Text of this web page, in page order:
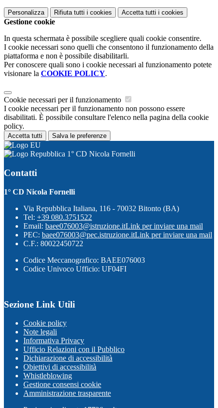
Personalizza Rifiuta tutti i cookies Accetta tutti i cookies
Gestione cookie
In questa schermata è possibile scegliere quali cookie consentire.
I cookie necessari sono quelli che consentono il funzionamento della
piattaforma e non è possibile disabilitarli.
Per conoscere quali sono i cookie necessari al funzionamento potete
visionare la COOKIE POLICY.
Cookie necessari per il funzionamento
I cookie necessari per il funzionamento non possono essere
disabilitati. È possibile consultare l'elenco nella pagina della cookie
policy.
Accetta tutti Salva le preferenze
1° CD Nicola Fornelli
Contatti
1° CD Nicola Fornelli
Via Repubblica Italiana, 116 - 70032 Bitonto (BA)
Tel: +39 080.3751522
Email: baee076003@istruzione.itLink per inviare una mail
PEC: baee076003@pec.istruzione.itLink per inviare una mail
C.F.: 80022450722
Codice Meccanografico: BAEE076003
Codice Univoco Ufficio: UF04FI
Sezione Link Utili
Cookie policy
Note legali
Informativa Privacy
Ufficio Relazioni con il Pubblico
Dichiarazione di accessibilità
Obiettivi di accessibilità
Whistleblowing
Gestione consensi cookie
Amministrazione trasparente